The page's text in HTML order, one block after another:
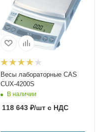
Весы лабораторные CAS
CUX-4200S
В наличии
118 643₽/штс НДС